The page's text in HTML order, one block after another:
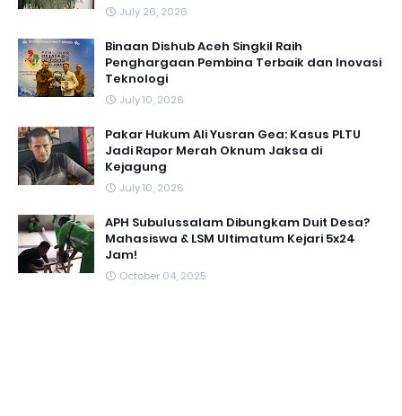
July 26, 2026
Binaan Dishub Aceh Singkil Raih
Penghargaan Pembina Terbaik dan Inovasi
Teknologi
July 10, 2026
Pakar Hukum Ali Yusran Gea: Kasus PLTU
Jadi Rapor Merah Oknum Jaksa di
Kejagung
July 10, 2026
APH Subulussalam Dibungkam Duit Desa?
Mahasiswa & LSM Ultimatum Kejari 5x24
Jam!
October 04, 2025